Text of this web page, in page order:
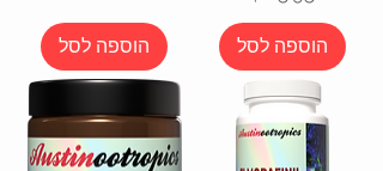
הוספה לסל הוספה לסל